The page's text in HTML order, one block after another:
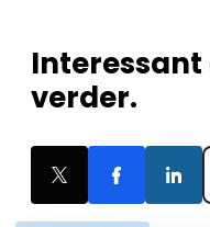
Interessant
verder.